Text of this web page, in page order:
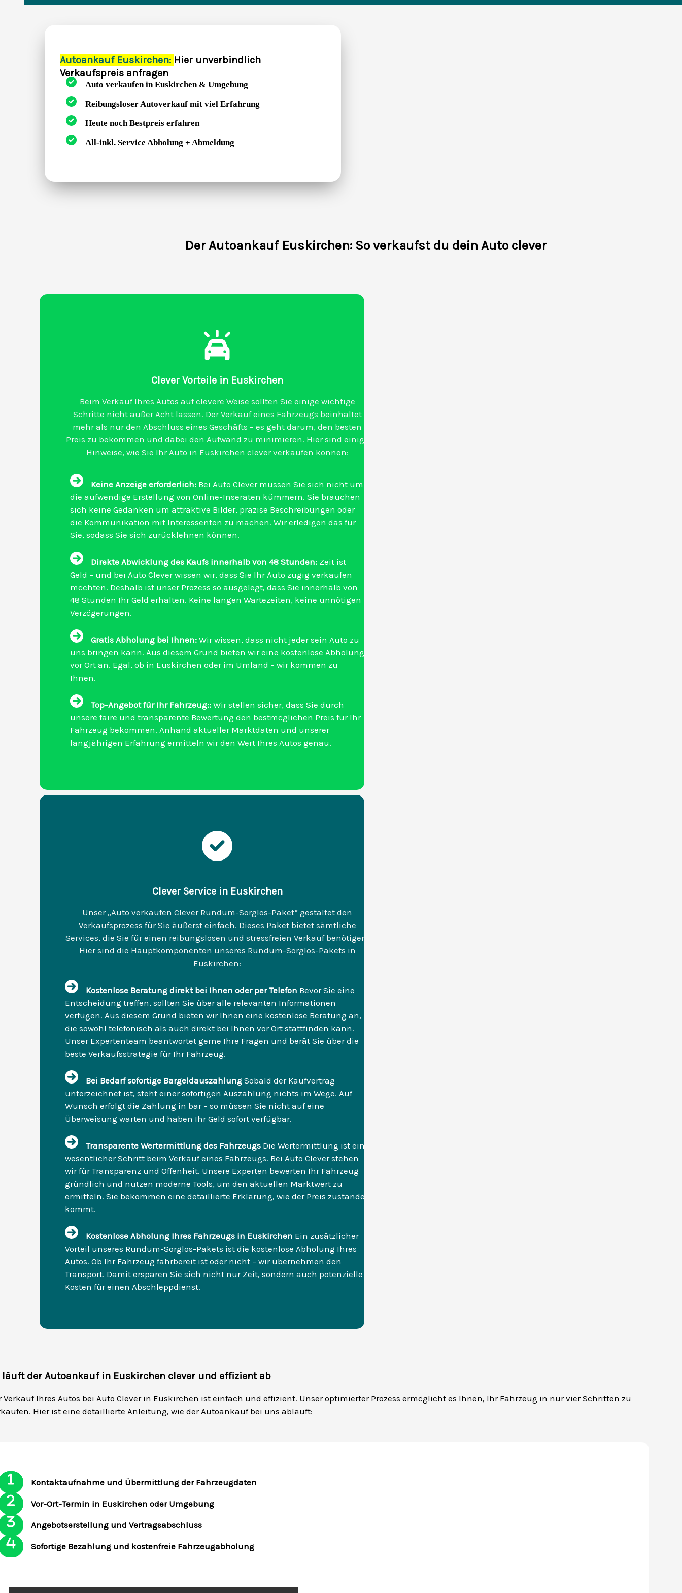
Autoankauf Euskirchen: Hier unverbindlich
Verkaufspreis anfragen
Auto verkaufen in Euskirchen & Umgebung
Reibungsloser Autoverkauf mit viel Erfahrung
Heute noch Bestpreis erfahren
All-inkl. Service Abholung + Abmeldung
Der Autoankauf Euskirchen: So verkaufst du dein Auto clever
Clever Vorteile in Euskirchen
Beim Verkauf Ihres Autos auf clevere Weise sollten Sie einige wichtige
Schritte nicht außer Acht lassen. Der Verkauf eines Fahrzeugs beinhaltet
mehr als nur den Abschluss eines Geschäfts – es geht darum, den besten
Preis zu bekommen und dabei den Aufwand zu minimieren. Hier sind einige
Hinweise, wie Sie Ihr Auto in Euskirchen clever verkaufen können:
Keine Anzeige erforderlich: Bei Auto Clever müssen Sie sich nicht um
die aufwendige Erstellung von Online-Inseraten kümmern. Sie brauchen
sich keine Gedanken um attraktive Bilder, präzise Beschreibungen oder
die Kommunikation mit Interessenten zu machen. Wir erledigen das für
Sie, sodass Sie sich zurücklehnen können.
Direkte Abwicklung des Kaufs innerhalb von 48 Stunden: Zeit ist
Geld – und bei Auto Clever wissen wir, dass Sie Ihr Auto zügig verkaufen
möchten. Deshalb ist unser Prozess so ausgelegt, dass Sie innerhalb von
48 Stunden Ihr Geld erhalten. Keine langen Wartezeiten, keine unnötigen
Verzögerungen.
Gratis Abholung bei Ihnen: Wir wissen, dass nicht jeder sein Auto zu
uns bringen kann. Aus diesem Grund bieten wir eine kostenlose Abholung
vor Ort an. Egal, ob in Euskirchen oder im Umland – wir kommen zu
Ihnen.
Top-Angebot für Ihr Fahrzeug:: Wir stellen sicher, dass Sie durch
unsere faire und transparente Bewertung den bestmöglichen Preis für Ihr
Fahrzeug bekommen. Anhand aktueller Marktdaten und unserer
langjährigen Erfahrung ermitteln wir den Wert Ihres Autos genau.
Clever Service in Euskirchen
Unser „Auto verkaufen Clever Rundum-Sorglos-Paket“ gestaltet den
Verkaufsprozess für Sie äußerst einfach. Dieses Paket bietet sämtliche
Services, die Sie für einen reibungslosen und stressfreien Verkauf benötigen.
Hier sind die Hauptkomponenten unseres Rundum-Sorglos-Pakets in
Euskirchen:
Kostenlose Beratung direkt bei Ihnen oder per Telefon Bevor Sie eine
Entscheidung treffen, sollten Sie über alle relevanten Informationen
verfügen. Aus diesem Grund bieten wir Ihnen eine kostenlose Beratung an,
die sowohl telefonisch als auch direkt bei Ihnen vor Ort stattfinden kann.
Unser Expertenteam beantwortet gerne Ihre Fragen und berät Sie über die
beste Verkaufsstrategie für Ihr Fahrzeug.
Bei Bedarf sofortige Bargeldauszahlung Sobald der Kaufvertrag
unterzeichnet ist, steht einer sofortigen Auszahlung nichts im Wege. Auf
Wunsch erfolgt die Zahlung in bar – so müssen Sie nicht auf eine
Überweisung warten und haben Ihr Geld sofort verfügbar.
Transparente Wertermittlung des Fahrzeugs Die Wertermittlung ist ein
wesentlicher Schritt beim Verkauf eines Fahrzeugs. Bei Auto Clever stehen
wir für Transparenz und Offenheit. Unsere Experten bewerten Ihr Fahrzeug
gründlich und nutzen moderne Tools, um den aktuellen Marktwert zu
ermitteln. Sie bekommen eine detaillierte Erklärung, wie der Preis zustande
kommt.
Kostenlose Abholung Ihres Fahrzeugs in Euskirchen Ein zusätzlicher
Vorteil unseres Rundum-Sorglos-Pakets ist die kostenlose Abholung Ihres
Autos. Ob Ihr Fahrzeug fahrbereit ist oder nicht – wir übernehmen den
Transport. Damit ersparen Sie sich nicht nur Zeit, sondern auch potenzielle
Kosten für einen Abschleppdienst.
läuft der Autoankauf in Euskirchen clever und effizient ab
Verkauf Ihres Autos bei Auto Clever in Euskirchen ist einfach und effizient. Unser optimierter Prozess ermöglicht es Ihnen, Ihr Fahrzeug in nur vier Schritten zu
Hier ist eine detaillierte Anleitung, wie der Autoankauf bei uns abläuft:
Kontaktaufnahme und Übermittlung der Fahrzeugdaten
Vor-Ort-Termin in Euskirchen oder Umgebung
Angebotserstellung und Vertragsabschluss
Sofortige Bezahlung und kostenfreie Fahrzeugabholung